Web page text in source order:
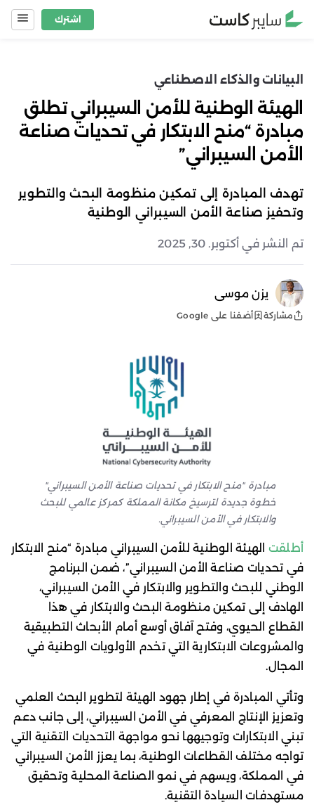
Skip
اشترك
البيانات والذكاء الاصطناعي
الهيئة الوطنية للأمن السيبراني تطلق
مبادرة “منح الابتكار في تحديات صناعة
الأمن السيبراني”
تهدف المبادرة إلى تمكين منظومة البحث والتطوير
وتحفيز صناعة الأمن السيبراني الوطنية
تم النشر في أكتوبر. 30, 2025
يزن موسى
مشاركة أضفنا على Google
مبادرة "منح الابتكار في تحديات صناعة الأمن السيبراني"
خطوة جديدة لترسيخ مكانة المملكة كمركز عالمي للبحث
والابتكار في الأمن السيبراني.
أطلقت
الهيئة الوطنية للأمن السيبراني مبادرة “منح الابتكار
في تحديات صناعة الأمن السيبراني”، ضمن البرنامج
الوطني للبحث والتطوير والابتكار في الأمن السيبراني،
الهادف إلى تمكين منظومة البحث والابتكار في هذا
القطاع الحيوي، وفتح آفاق أوسع أمام الأبحاث التطبيقية
والمشروعات الابتكارية التي تخدم الأولويات الوطنية في
المجال.
وتأتي المبادرة في إطار جهود الهيئة لتطوير البحث العلمي
وتعزيز الإنتاج المعرفي في الأمن السيبراني، إلى جانب دعم
تبني الابتكارات وتوجيهها نحو مواجهة التحديات التقنية التي
تواجه مختلف القطاعات الوطنية، بما يعزز الأمن السيبراني
في المملكة، ويسهم في نمو الصناعة المحلية وتحقيق
مستهدفات السيادة التقنية.